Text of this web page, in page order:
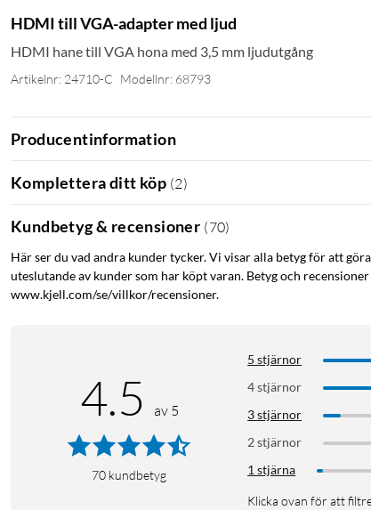
HDMI till VGA-adapter med ljud
HDMI hane till VGA hona med 3,5 mm ljudutgång
Artikelnr: 24710-C Modellnr: 68793
Producentinformation
Komplettera ditt köp (2)
Kundbetyg & recensioner (70)
Här ser du vad andra kunder tycker. Vi visar alla betyg för att
uteslutande av kunder som har köpt varan. Betyg och
www.kjell.com/se/villkor/recensioner.
4.5 av 5
70 kundbetyg
5 stjärnor
4 stjärnor
3 stjärnor
2 stjärnor
1 stjärna
Klicka ovan för att